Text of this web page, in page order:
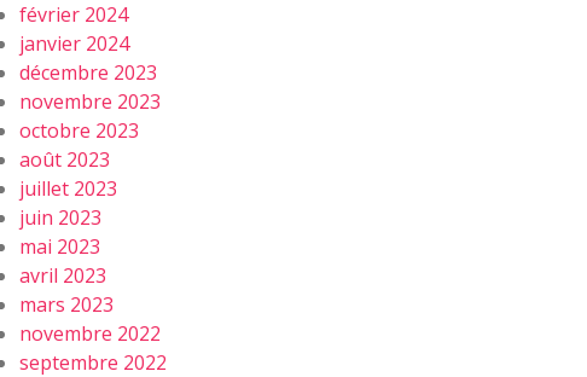
février 2024
janvier 2024
décembre 2023
novembre 2023
octobre 2023
août 2023
juillet 2023
juin 2023
mai 2023
avril 2023
mars 2023
novembre 2022
septembre 2022